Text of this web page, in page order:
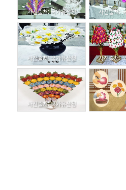
사진출처: 국가유산청 사진출처:
사진출처: 국가유산청 사진출처:
사진출처: 국가유산청